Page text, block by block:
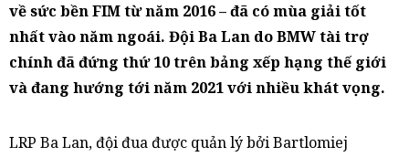
về sức bền FIM từ năm 2016 – đã có mùa giải tốt
nhất vào năm ngoái. Đội Ba Lan do BMW tài trợ
chính đã đứng thứ 10 trên bảng xếp hạng thế giới
và đang hướng tới năm 2021 với nhiều khát vọng.
LRP Ba Lan, đội đua được quản lý bởi Bartlomiej